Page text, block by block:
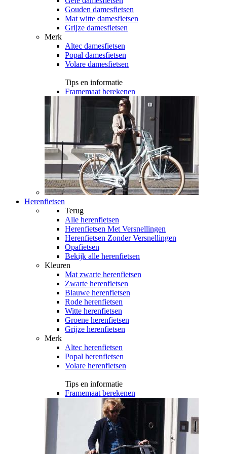
Gouden damesfietsen
Mat witte damesfietsen
Grijze damesfietsen
Merk
Altec damesfietsen
Popal damesfietsen
Volare damesfietsen
Tips en informatie
Framemaat berekenen
Herenfietsen
Terug
Alle herenfietsen
Herenfietsen Met Versnellingen
Herenfietsen Zonder Versnellingen
Opafietsen
Bekijk alle herenfietsen
Kleuren
Mat zwarte herenfietsen
Zwarte herenfietsen
Blauwe herenfietsen
Rode herenfietsen
Witte herenfietsen
Groene herenfietsen
Grijze herenfietsen
Merk
Altec herenfietsen
Popal herenfietsen
Volare herenfietsen
Tips en informatie
Framemaat berekenen